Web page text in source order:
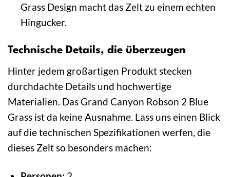
Grass Design macht das Zelt zu einem echten
Hingucker.
Technische Details, die überzeugen
Hinter jedem großartigen Produkt stecken
durchdachte Details und hochwertige
Materialien. Das Grand Canyon Robson 2 Blue
Grass ist da keine Ausnahme. Lass uns einen Blick
auf die technischen Spezifikationen werfen, die
dieses Zelt so besonders machen: